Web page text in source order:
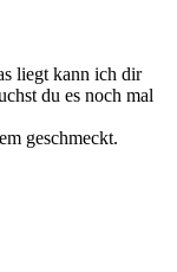
liegt kann ich dir
du es noch mal
geschmeckt.